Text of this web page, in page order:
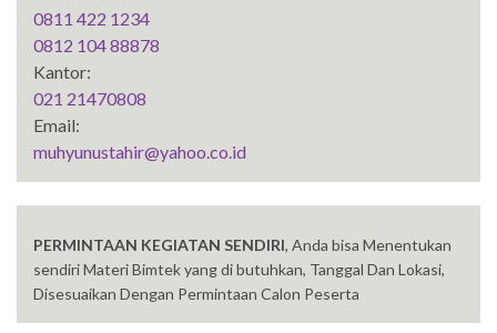
0811 422 1234
0812 104 88878
Kantor:
021 21470808
Email:
muhyunustahir@yahoo.co.id
PERMINTAAN KEGIATAN SENDIRI, Anda bisa Menentukan
sendiri Materi Bimtek yang di butuhkan, Tanggal Dan Lokasi,
Disesuaikan Dengan Permintaan Calon Peserta